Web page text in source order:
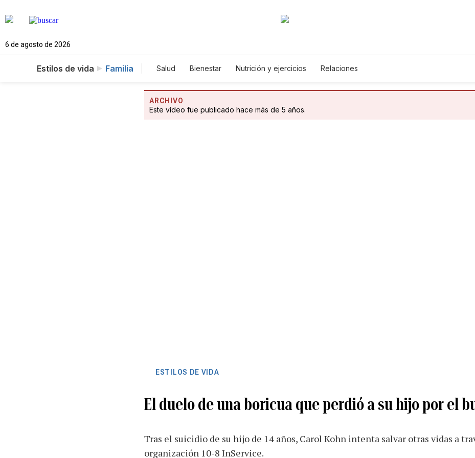
6 de agosto de 2026
Estilos de vida Familia Salud Bienestar Nutrición y ejercicios Relaciones
ARCHIVO
Este vídeo fue publicado hace más de 5 años.
ESTILOS DE VIDA
El duelo de una boricua que perdió a su hijo por el
Tras el suicidio de su hijo de 14 años, Carol Kohn intenta salvar otras vidas a
organización 10-8 InService.